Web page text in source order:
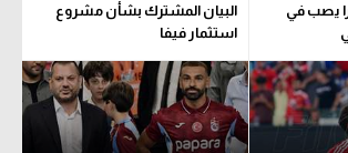
يصب في
البيان المشترك بشأن مشروع
استثمار فيفا